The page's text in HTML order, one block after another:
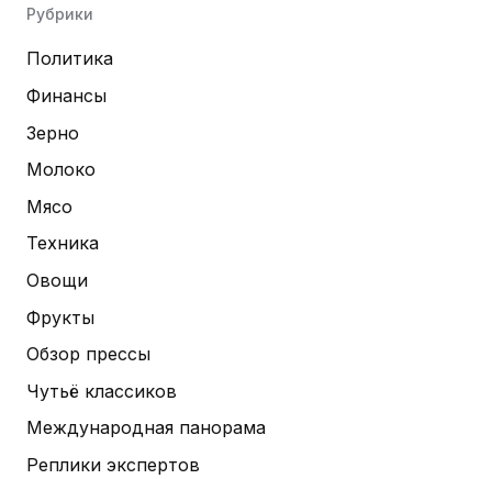
Рубрики
Политика
Финансы
Зерно
Молоко
Мясо
Техника
Овощи
Фрукты
Обзор прессы
Чутьё классиков
Международная панорама
Реплики экспертов